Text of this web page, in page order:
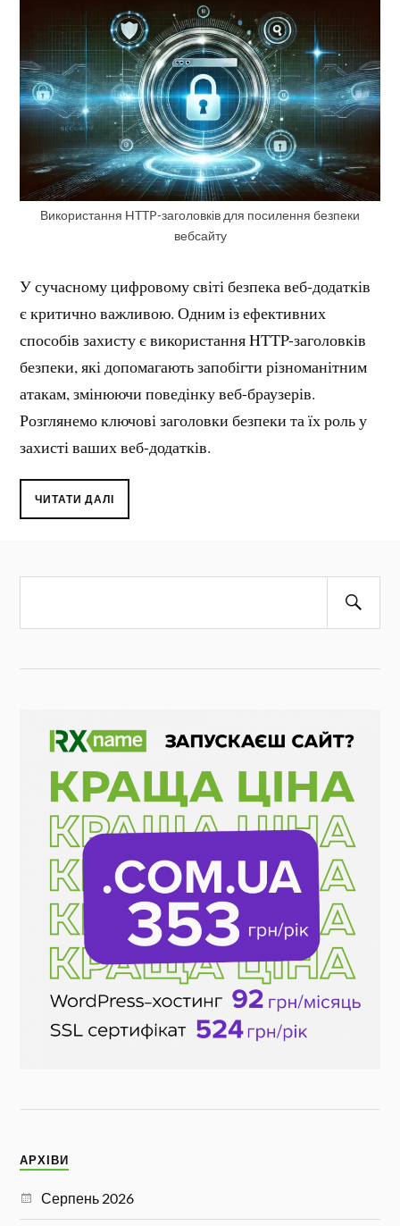
Використання HTTP-заголовків для посилення безпеки
вебсайту
У сучасному цифровому світі безпека веб-додатків
є критично важливою. Одним із ефективних
способів захисту є використання HTTP-заголовків
безпеки, які допомагають запобігти різноманітним
атакам, змінюючи поведінку веб-браузерів.
Розглянемо ключові заголовки безпеки та їх роль у
захисті ваших веб-додатків.
ЧИТАТИ ДАЛІ
АРХІВИ
Серпень 2026